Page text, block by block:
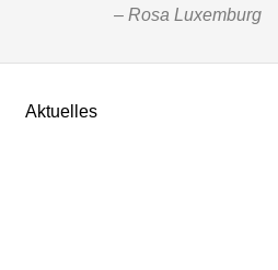
Rosa Luxemburg
Aktuelles